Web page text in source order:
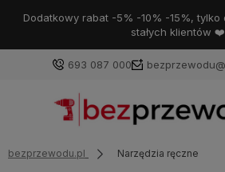
Dodatkowy rabat -5% -10% -15%,
stałych klientów
693 087 000
bezprzewodu.pl Narzędzia ręczne